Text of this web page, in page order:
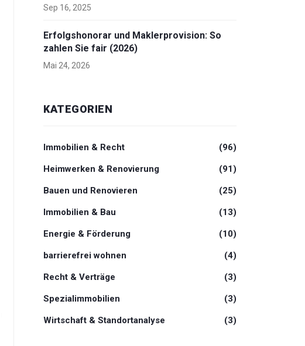
Sep 16, 2025
Erfolgshonorar und Maklerprovision: So
zahlen Sie fair (2026)
Mai 24, 2026
KATEGORIEN
Immobilien & Recht (96)
Heimwerken & Renovierung (91)
Bauen und Renovieren (25)
Immobilien & Bau (13)
Energie & Förderung (10)
barrierefrei wohnen (4)
Recht & Verträge (3)
Spezialimmobilien (3)
Wirtschaft & Standortanalyse (3)